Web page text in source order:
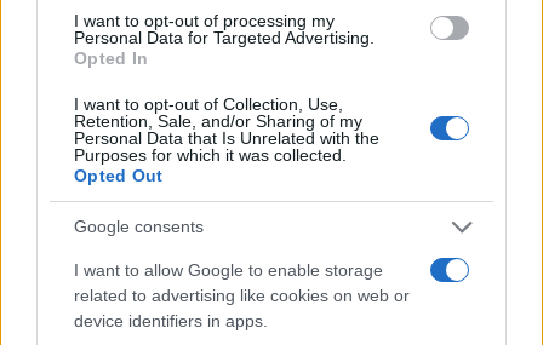
I want to opt-out of processing my
Personal Data for Targeted Advertising.
Opted In
I want to opt-out of Collection, Use,
Retention, Sale, and/or Sharing of my
Personal Data that Is Unrelated with the
Purposes for which it was collected.
Opted Out
Google consents
I want to allow Google to enable storage
related to advertising like cookies on web or
device identifiers in apps.
évtizedfordulón festett művei már egy univerzálisnak
tetsző, ám nagyon is személyes, hiányos raszter-rendszer
lenyomatait-ismétlődéseit rögzítik rejtélyes belső terek
drámai kulisszái között, az intellektualitás és érzékiség
hallatlan harmóniájában. 1997 körül fordulat következett be,
amikor a monokróm, geometrikus-fakturális stílust egy
sajátos, szimbolikus-figurális fogalmazásmód váltotta fel.
Képein két fia, azok játékai és a gyerekkorba beszivárgó
jelek rendeződnek csendéletté vagy archaikus
képkivágások keretezte zsánerré.